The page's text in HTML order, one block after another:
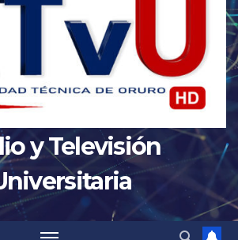
y Televisión